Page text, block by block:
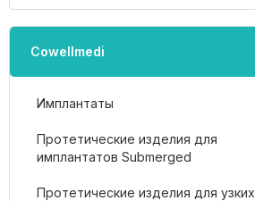
Cowellmedi
Имплантаты
Протетические изделия для
имплантатов Submerged
Протетические изделия для узких